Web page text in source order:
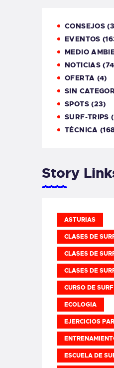
CONSEJOS
EVENTOS
MEDIO
NOTICIAS
OFERTA (4)
SIN
SPOTS(23)
SURF-TRIPS
TÉCNICA
Story
ASTURIAS
CLASES DE
CLASES DE
CLASES DE
CURSO DE SURF
ECOLOGIA
EJERCICIOS
ESCUELA DE